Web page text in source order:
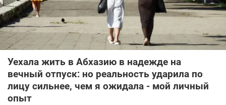
Уехала жить в Абхазию в надежде на
вечный отпуск: но реальность ударила по
лицу сильнее, чем я ожидала - мой личный
опыт